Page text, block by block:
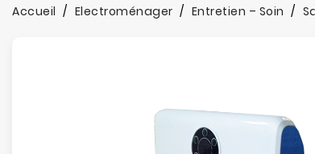
Accueil Electroménager Entretien – Soin